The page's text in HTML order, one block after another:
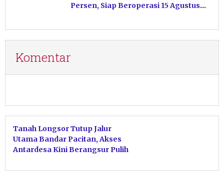
Persen, Siap Beroperasi 15 Agustus
Komentar
Tanah Longsor Tutup Jalur
Utama Bandar Pacitan, Akses
Antardesa Kini Berangsur Pulih